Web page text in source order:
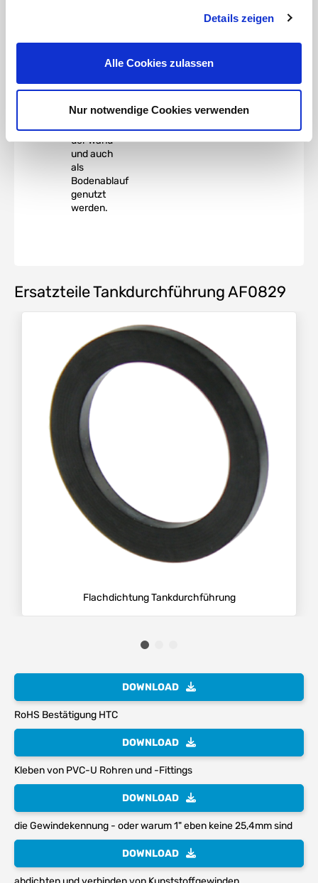
Details zeigen
Alle Cookies zulassen
Nur notwendige Cookies verwenden
Tankdurchführung
mit
Klebemuffe
kann an
der Wand
und auch
als
Bodenablauf
genutzt
werden.
Ersatzteile Tankdurchführung AF0829
Flachdichtung Tankdurchführung
DOWNLOAD
RoHS Bestätigung HTC
DOWNLOAD
Kleben von PVC-U Rohren und -Fittings
DOWNLOAD
die Gewindekennung - oder warum 1" eben keine 25,4mm sind
DOWNLOAD